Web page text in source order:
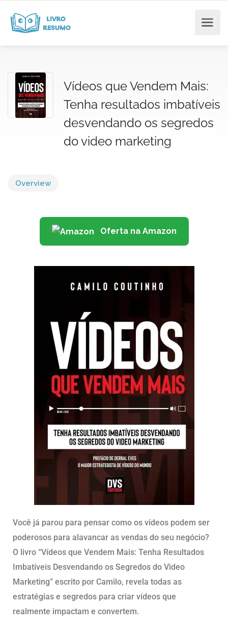
Vídeos que Vendem Mais:
Tenha resultados imbatíveis
desvendando os segredos
do video marketing
Overview
Oferta na Amazon
Você já parou para pensar como os vídeos podem ser
poderosos para alavancar as vendas do seu negócio?
O livro “Vídeos que Vendem Mais: Tenha Resultados
Imbatíveis Desvendando os Segredos do Video
Marketing” escrito por Camilo, revela todas as
estratégias e segredos para criar vídeos que
realmente impactam e convertem.